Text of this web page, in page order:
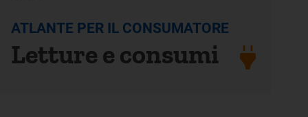
ATLANTE PER IL CONSUMATORE
Letture e consumi